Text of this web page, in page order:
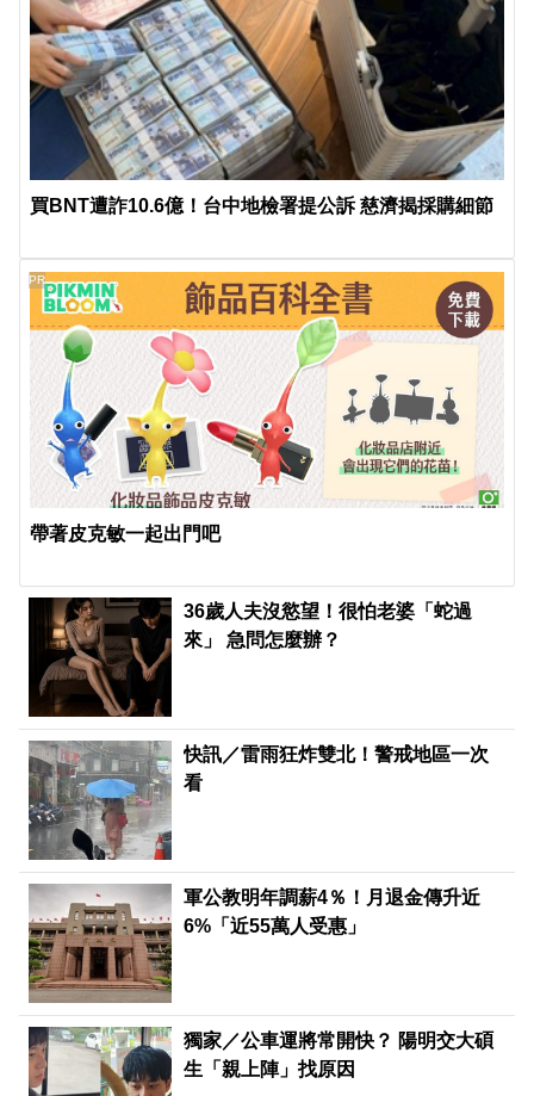
買BNT遭詐10.6億！台中地檢署提公訴 慈濟揭採購細節
帶著皮克敏一起出門吧
PR
36歲人夫沒慾望！很怕老婆「蛇過
來」 急問怎麼辦？
快訊／雷雨狂炸雙北！警戒地區一次
看
軍公教明年調薪4％！月退金傳升近
6%「近55萬人受惠」
獨家／公車運將常開快？ 陽明交大碩
生「親上陣」找原因